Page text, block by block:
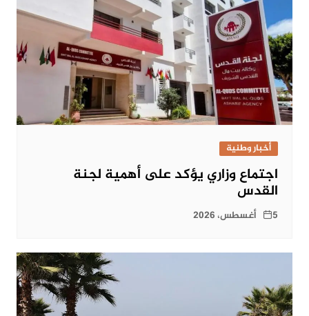
أخبار وطنية
اجتماع وزاري يؤكد على أهمية لجنة
القدس
5 أغسطس، 2026